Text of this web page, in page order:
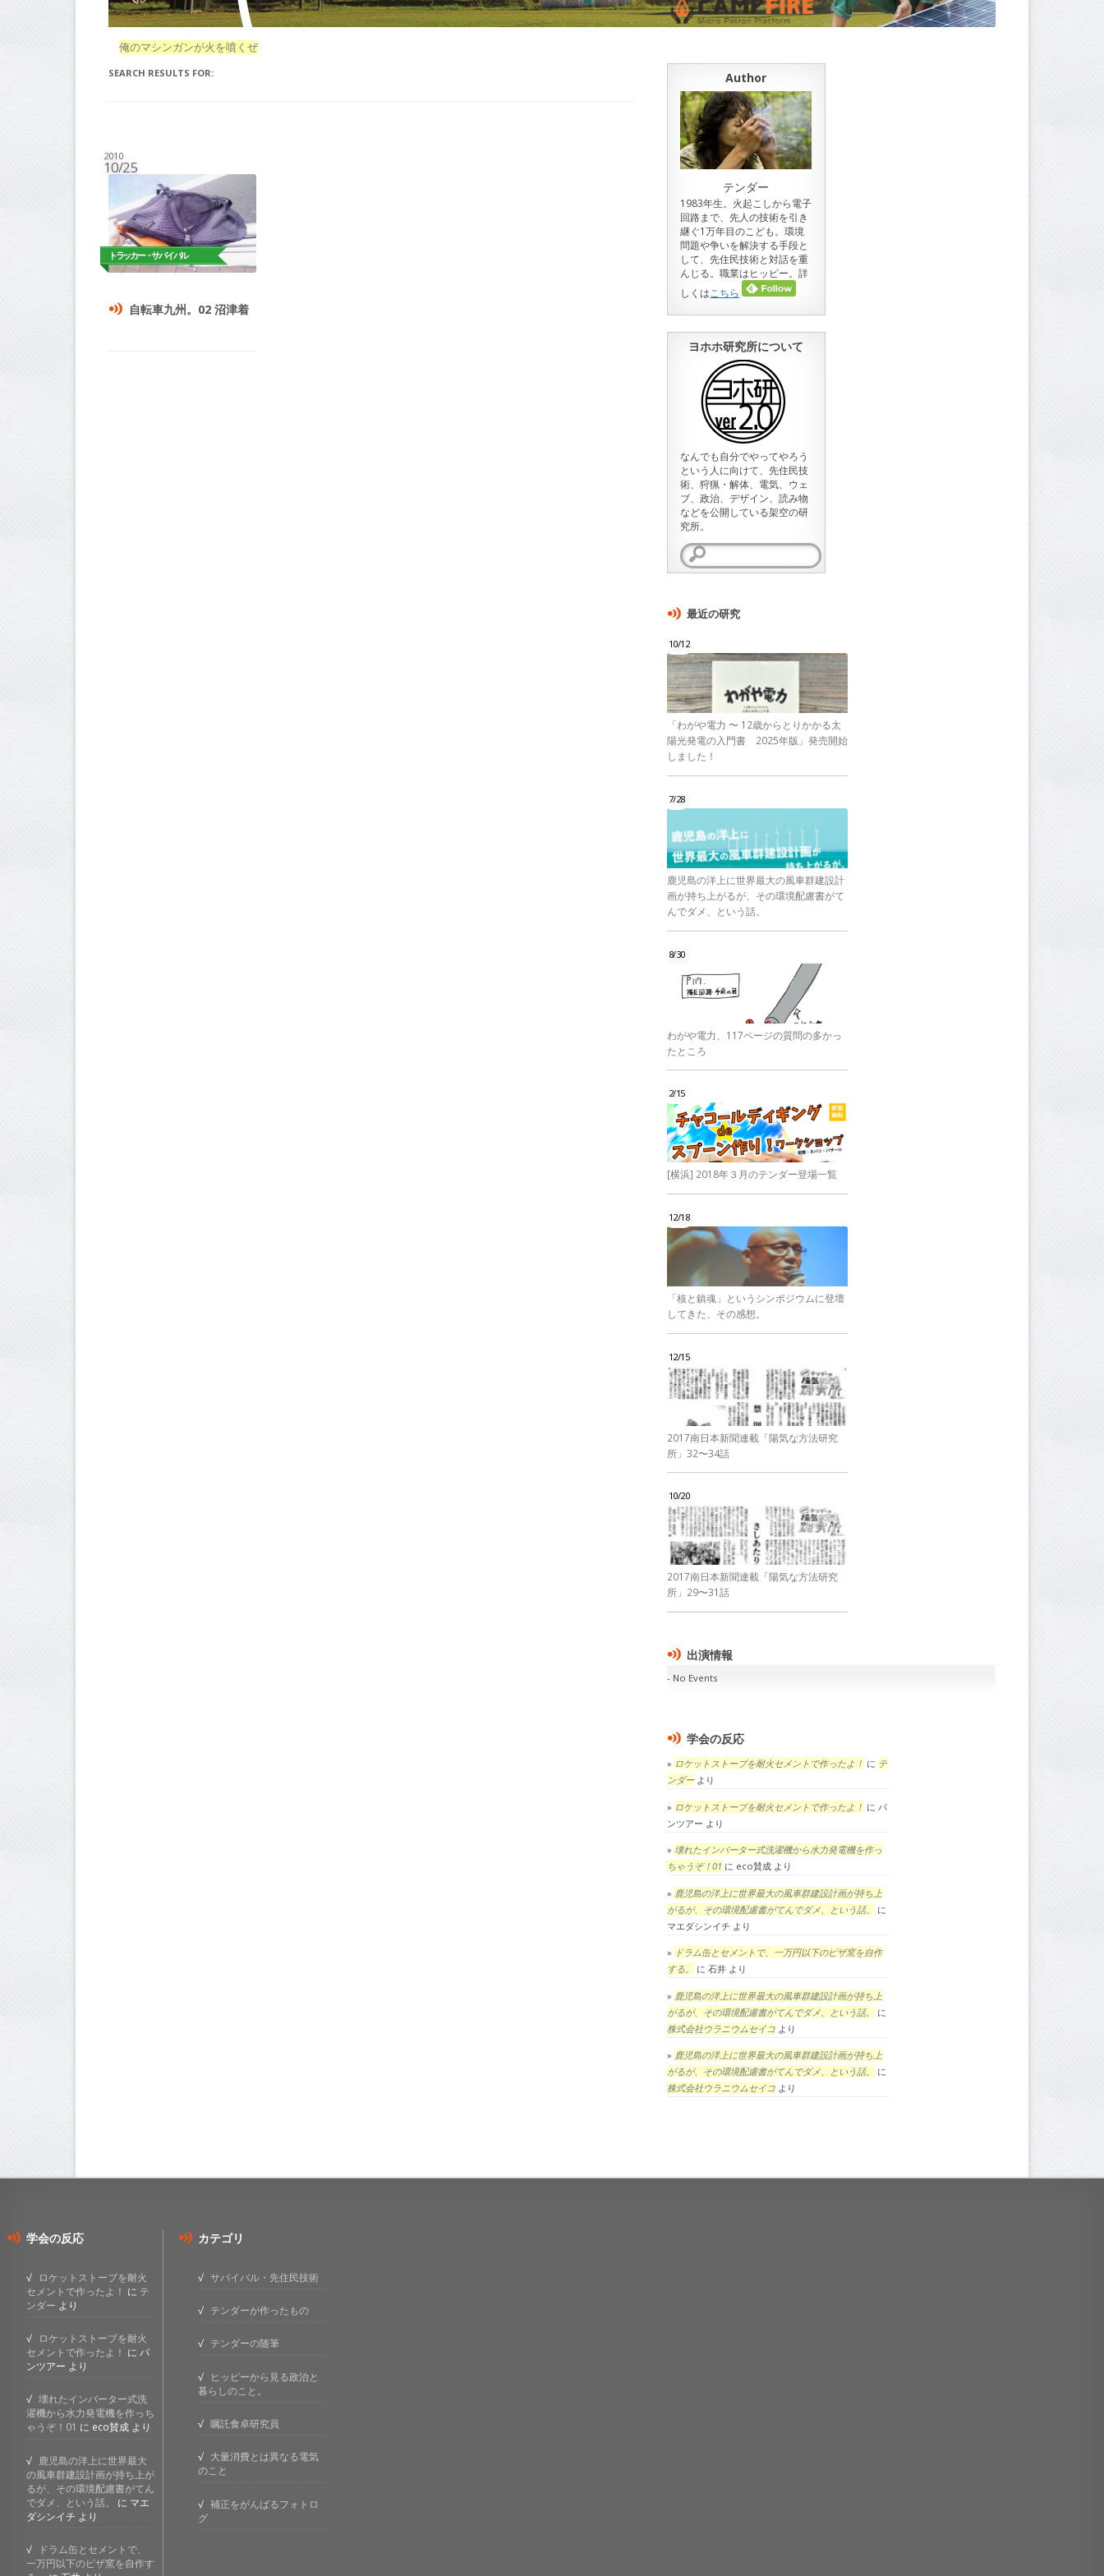
俺のマシンガンが火を噴くぜ
SEARCH RESULTS FOR:
2010
10/25
自転車九州。02 沼津着
Author
テンダー
1983年生。火起こしから電子
回路まで、先人の技術を引き
継ぐ1万年目のこども。環境
問題や争いを解決する手段と
して、先住民技術と対話を重
んじる。職業はヒッピー。詳
しくはこちら
ヨホホ研究所について
なんでも自分でやってやろう
という人に向けて、先住民技
術、狩猟・解体、電気、ウェ
ブ、政治、デザイン、読み物
などを公開している架空の研
究所。
検
索:
最近の研究
10/12
「わがや電力 〜 12歳からとりかかる太
陽光発電の入門書 2025年版」発売開始
しました！
7/28
鹿児島の洋上に世界最大の風車群建設計
画が持ち上がるが、その環境配慮書がて
んでダメ、という話。
8/30
わがや電力、117ページの質問の多かっ
たところ
2/15
[横浜] 2018年３月のテンダー登場一覧
12/18
「核と鎮魂」というシンポジウムに登壇
してきた、その感想。
12/15
2017南日本新聞連載「陽気な方法研究
所」32〜34話
10/20
2017南日本新聞連載「陽気な方法研究
所」29〜31話
出演情報
No Events
学会の反応
ロケットストーブを耐火セメントで作ったよ！ に テ
ンダーより
ロケットストーブを耐火セメントで作ったよ！ に パ
ンツアー より
壊れたインバーター式洗濯機から水力発電機を作っ
ちゃうぞ！01 に eco賛成 より
鹿児島の洋上に世界最大の風車群建設計画が持ち上
がるが、その環境配慮書がてんでダメ、という話。
に
マエダシンイチ より
ドラム缶とセメントで、一万円以下のピザ窯を自作
する。
に 石井 より
鹿児島の洋上に世界最大の風車群建設計画が持ち上
がるが、その環境配慮書がてんでダメ、という話。
に
株式会社ウラニウムセイコ より
鹿児島の洋上に世界最大の風車群建設計画が持ち上
がるが、その環境配慮書がてんでダメ、という話。
に
株式会社ウラニウムセイコ より
学会の反応
ロケットストーブを耐火
セメントで作ったよ！ に テ
ンダー より
ロケットストーブを耐火
セメントで作ったよ！ に パ
ンツアー より
壊れたインバーター式洗
濯機から水力発電機を作っち
ゃうぞ！01 に eco賛成より
鹿児島の洋上に世界最大
の風車群建設計画が持ち上が
るが、その環境配慮書がてん
でダメ、という話。
に マエ
ダシンイチ より
ドラム缶とセメントで、
一万円以下のピザ窯を自作す
カテゴリ
サバイバル・先住民技術
テンダーが作ったもの
テンダーの随筆
ヒッピーから見る政治と
暮らしのこと。
嘱託食卓研究員
大量消費とは異なる電気
のこと
補正をがんばるフォトロ
グ